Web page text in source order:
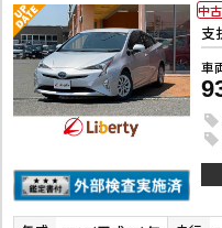
支
車
中